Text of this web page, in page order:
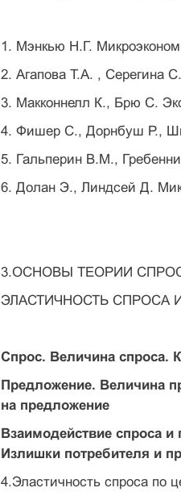
1. Мэнкью Н.Г.
2. Агапова Т.А. , Серегина
3. Макконнелл К., Брю С.
4. Фишер С., Дорнбуш Р.,
5. Гальперин В.М.,
6. Долан Э., Линдсей Д.
3.ОСНОВЫ ТЕОРИИ
ЭЛАСТИЧНОСТЬ СПРОСА
Спрос. Величина спроса.
Предложение. Величина
на предложение
Взаимодействие спроса
Излишки потребителя и
4.Эластичность спроса по